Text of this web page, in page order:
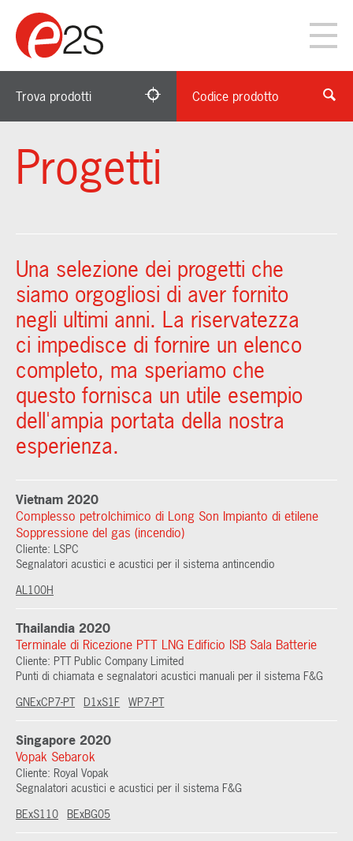
Trova prodotti Codice prodotto
Progetti
Una selezione dei progetti che
siamo orgogliosi di aver fornito
negli ultimi anni. La riservatezza
ci impedisce di fornire un elenco
completo, ma speriamo che
questo fornisca un utile esempio
dell'ampia portata della nostra
esperienza.
Vietnam 2020
Complesso petrolchimico di Long Son Impianto di etilene
Soppressione del gas (incendio)
Cliente: LSPC
Segnalatori acustici e acustici per il sistema antincendio
AL100H
Thailandia 2020
Terminale di Ricezione PTT LNG Edificio ISB Sala Batterie
Cliente: PTT Public Company Limited
Punti di chiamata e segnalatori acustici manuali per il sistema F&G
GNExCP7-PT
D1xS1F WP7-PT
Singapore 2020
Vopak Sebarok
Cliente: Royal Vopak
Segnalatori acustici e acustici per il sistema F&G
BExS110
BExBG05